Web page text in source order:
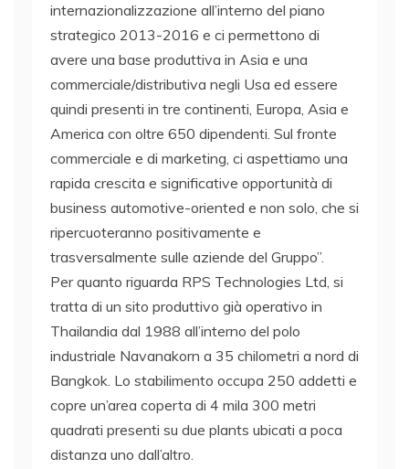
internazionalizzazione all’interno del piano
strategico 2013-2016 e ci permettono di
avere una base produttiva in Asia e una
commerciale/distributiva negli Usa ed essere
quindi presenti in tre continenti, Europa, Asia e
America con oltre 650 dipendenti. Sul fronte
commerciale e di marketing, ci aspettiamo una
rapida crescita e significative opportunità di
business automotive-oriented e non solo, che si
ripercuoteranno positivamente e
trasversalmente sulle aziende del Gruppo”.
Per quanto riguarda RPS Technologies Ltd, si
tratta di un sito produttivo già operativo in
Thailandia dal 1988 all’interno del polo
industriale Navanakorn a 35 chilometri a nord di
Bangkok. Lo stabilimento occupa 250 addetti e
copre un’area coperta di 4 mila 300 metri
quadrati presenti su due plants ubicati a poca
distanza uno dall’altro.